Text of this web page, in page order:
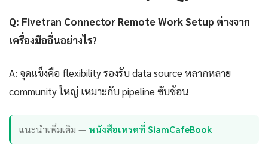
Q: Fivetran Connector Remote Work Setup ต่างจาก
เครื่องมืออื่นอย่างไร?
A: จุดแข็งคือ flexibility รองรับ data source หลากหลาย
community ใหญ่ เหมาะกับ pipeline ซับซ้อน
แนะนำเพิ่มเติม — หนังสือเทรดที่ SiamCafeBook